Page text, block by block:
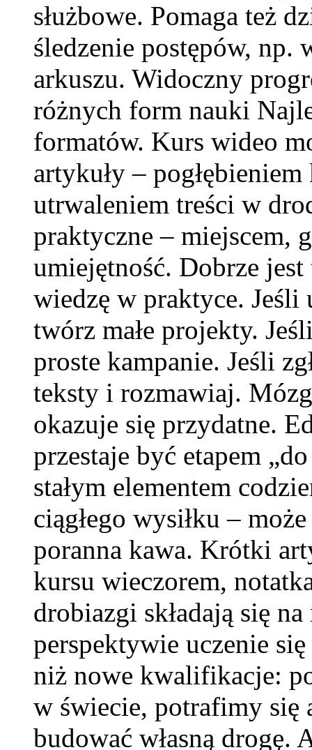
służbowe. Pomaga też
śledzenie postępów,
arkuszu. Widoczny
różnych form nauki
formatów. Kurs wideo
artykuły –
utrwaleniem treści w
praktyczne – miejscem,
umiejętność. Dobrze
wiedzę w praktyce. Jeśli
twórz małe projekty.
proste kampanie. Jeśli
teksty i rozmawiaj.
okazuje się przydatne.
przestaje być etapem
stałym elementem
ciągłego wysiłku –
poranna kawa. Krótki
kursu wieczorem,
drobiazgi składają się
perspektywie uczenie
niż nowe kwalifikacje:
w świecie, potrafimy się
budować własną drogę.